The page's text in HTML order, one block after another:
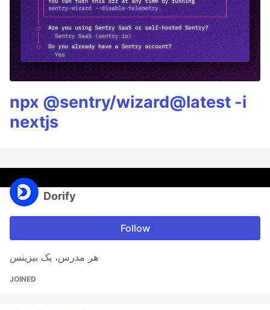
npx @sentry/wizard@latest -i
nextjs
Dorify
Follow
هر مدرس، یک بیزینس
JOINED